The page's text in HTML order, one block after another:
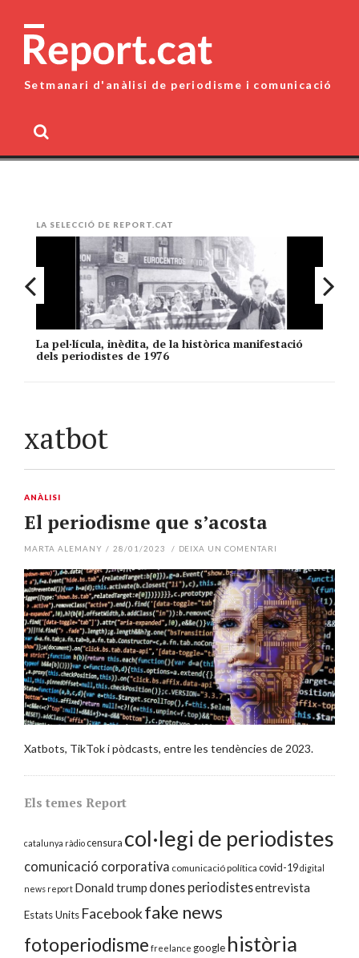
content
Setmanari d'anàlisi de periodisme i comunicació
LA SELECCIÓ DE REPORT.CAT
La pel·lícula, inèdita, de la històrica manifestació
dels periodistes de 1976
xatbot
ANÀLISI
El periodisme que s’acosta
MARTA ALEMANY / 28/01/2023 / DEIXA UN COMENTARI
Xatbots, TikTok i pòdcasts, entre les tendències de 2023.
Els temes Report
catalunya ràdiocensura col·legi de periodistes
comunicació corporativa comunicació política covid-19digital
news report Donald trump dones periodistesentrevista
Estats Units Facebookfake news
fotoperiodisme freelance google història